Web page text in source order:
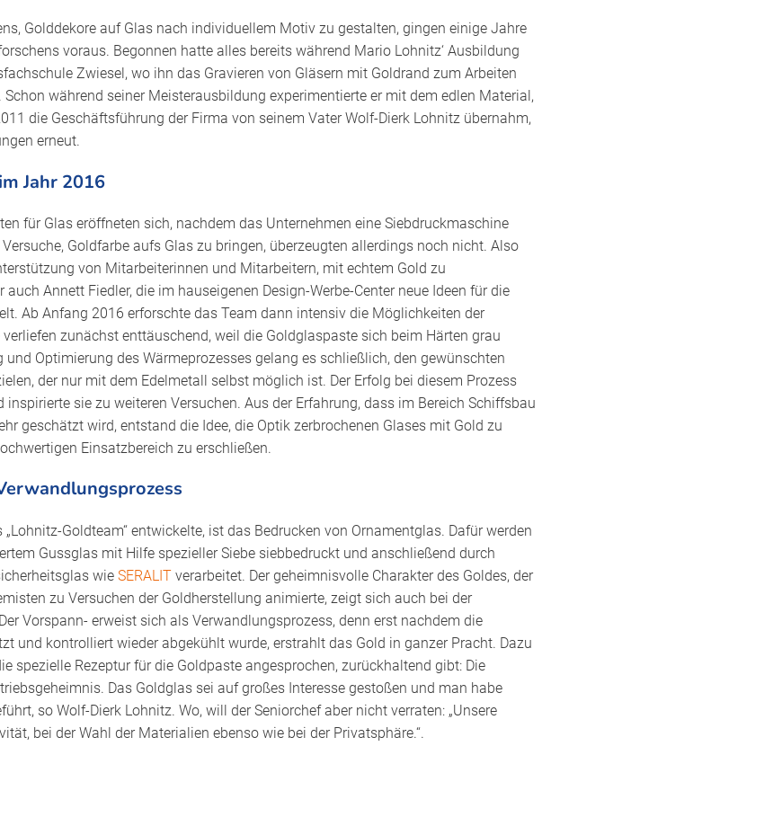
Golddekore auf Glas nach individuellem Motiv zu gestalten, gingen einige Jahre
voraus. Begonnen hatte alles bereits während Mario Lohnitz‘ Ausbildung
Zwiesel, wo ihn das Gravieren von Gläsern mit Goldrand zum Arbeiten
während seiner Meisterausbildung experimentierte er mit dem edlen Material,
die Geschäftsführung der Firma von seinem Vater Wolf-Dierk Lohnitz übernahm,
erneut.
Jahr 2016
für Glas eröffneten sich, nachdem das Unternehmen eine Siebdruckmaschine
Goldfarbe aufs Glas zu bringen, überzeugten allerdings noch nicht. Also
von Mitarbeiterinnen und Mitarbeitern, mit echtem Gold zu
Annett Fiedler, die im hauseigenen Design-Werbe-Center neue Ideen für die
Ab Anfang 2016 erforschte das Team dann intensiv die Möglichkeiten der
zunächst enttäuschend, weil die Goldglaspaste sich beim Härten grau
Optimierung des Wärmeprozesses gelang es schließlich, den gewünschten
der nur mit dem Edelmetall selbst möglich ist. Der Erfolg bei diesem Prozess
sie zu weiteren Versuchen. Aus der Erfahrung, dass im Bereich Schiffsbau
geschätzt wird, entstand die Idee, die Optik zerbrochenen Glases mit Gold zu
Einsatzbereich zu erschließen.
„Lohnitz-Goldteam“ entwickelte, ist das Bedrucken von Ornamentglas. Dafür werden
Gussglas mit Hilfe spezieller Siebe siebbedruckt und anschließend durch
wie SERALIT verarbeitet. Der geheimnisvolle Charakter des Goldes, der
zu Versuchen der Goldherstellung animierte, zeigt sich auch bei der
Vorspann- erweist sich als Verwandlungsprozess, denn erst nachdem die
und kontrolliert wieder abgekühlt wurde, erstrahlt das Gold in ganzer Pracht. Dazu
spezielle Rezeptur für die Goldpaste angesprochen, zurückhaltend gibt: Die
Das Goldglas sei auf großes Interesse gestoßen und man habe
so Wolf-Dierk Lohnitz. Wo, will der Seniorchef aber nicht verraten: „Unsere
bei der Wahl der Materialien ebenso wie bei der Privatsphäre.“.